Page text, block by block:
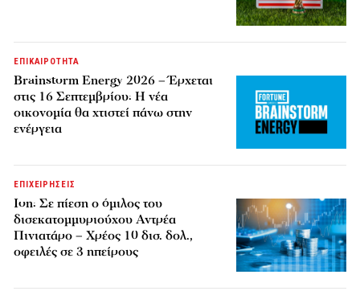
ΕΠΙΚΑΙΡΟΤΗΤΑ
Brainstorm Energy 2026 – Έρχεται
στις 16 Σεπτεμβρίου: Η νέα
οικονομία θα χτιστεί πάνω στην
ενέργεια
ΕΠΙΧΕΙΡΗΣΕΙΣ
Ion: Σε πίεση ο όμιλος του
δισεκατομμυριούχου Αντρέα
Πινιατάρο – Χρέος 10 δισ. δολ.,
οφειλές σε 3 ηπείρους